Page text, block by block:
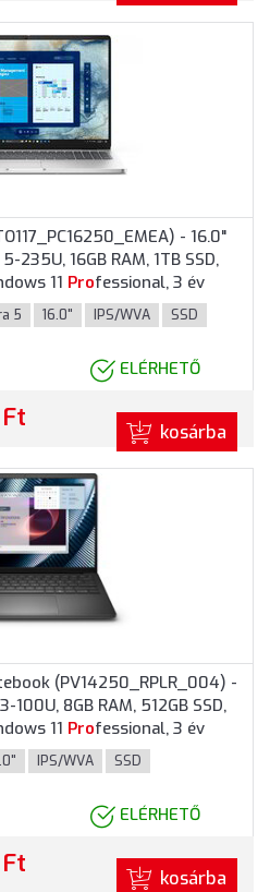
- 16.0"
235U, 16GB RAM, 1TB SSD,
11 Professional, 3 év
5 16.0" IPS/WVA
SSD
ELÉRHETŐ
kosárba
(PV14250_RPLR_004) -
8GB RAM, 512GB SSD,
11 Professional, 3 év
IPS/WVA
SSD
ELÉRHETŐ
kosárba